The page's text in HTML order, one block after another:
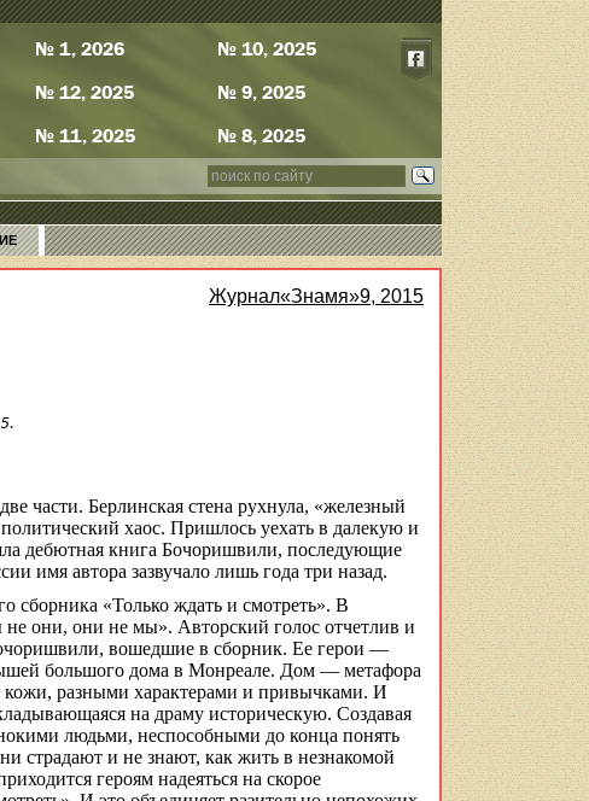
№ 1, 2026
№ 12, 2025
№ 11, 2025
№ 10, 2025
№ 9, 2025
№ 8, 2025
Журнал«Знамя»9, 2015
части. Берлинская стена рухнула, «железный
хаос. Пришлось уехать в далекую и
дебютная книга Бочоришвили, последующие
имя автора зазвучало лишь года три назад.
сборника «Только ждать и смотреть». В
они, они не мы». Авторский голос отчетлив и
, вошедшие в сборник. Ее герои —
большого дома в Монреале. Дом — метафора
кожи, разными характерами и привычками. И
на драму историческую. Создавая
людьми, неспособными до конца понять
страдают и не знают, как жить в незнакомой
героям надеяться на скорое